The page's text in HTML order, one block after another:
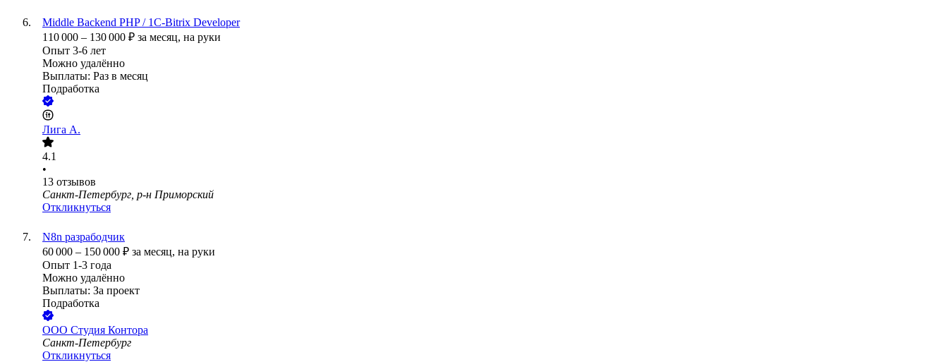
Middle Backend PHP / 1С-Bitrix Developer
110 000 – 130 000 ₽ за месяц, на руки
Опыт 3-6 лет
Можно удалённо
Выплаты: Раз в месяц
Подработка
Лига А.
4.1
•
13 отзывов
Санкт-Петербург, р-н Приморский
Откликнуться
N8n разрабодчик
60 000 – 150 000 ₽ за месяц, на руки
Опыт 1-3 года
Можно удалённо
Выплаты: За проект
Подработка
ООО Студия Контора
Санкт-Петербург
Откликнуться